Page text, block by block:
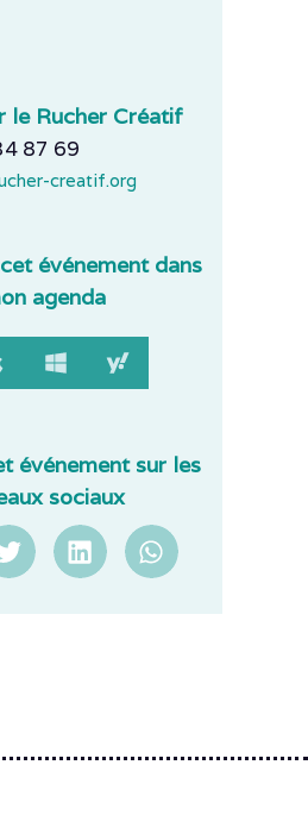
le Rucher Créatif
87 69
creatif.org
événement dans
agenda
événement sur les
sociaux